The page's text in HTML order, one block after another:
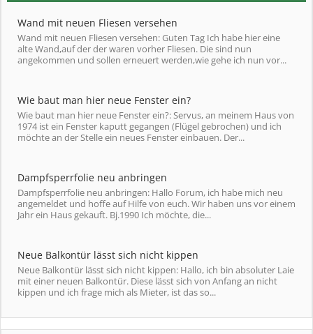
Wand mit neuen Fliesen versehen
Wand mit neuen Fliesen versehen: Guten Tag Ich habe hier eine
alte Wand,auf der der waren vorher Fliesen. Die sind nun
angekommen und sollen erneuert werden,wie gehe ich nun vor...
Wie baut man hier neue Fenster ein?
Wie baut man hier neue Fenster ein?: Servus, an meinem Haus von
1974 ist ein Fenster kaputt gegangen (Flügel gebrochen) und ich
möchte an der Stelle ein neues Fenster einbauen. Der...
Dampfsperrfolie neu anbringen
Dampfsperrfolie neu anbringen: Hallo Forum, ich habe mich neu
angemeldet und hoffe auf Hilfe von euch. Wir haben uns vor einem
Jahr ein Haus gekauft. Bj.1990 Ich möchte, die...
Neue Balkontür lässt sich nicht kippen
Neue Balkontür lässt sich nicht kippen: Hallo, ich bin absoluter Laie
mit einer neuen Balkontür. Diese lässt sich von Anfang an nicht
kippen und ich frage mich als Mieter, ist das so...